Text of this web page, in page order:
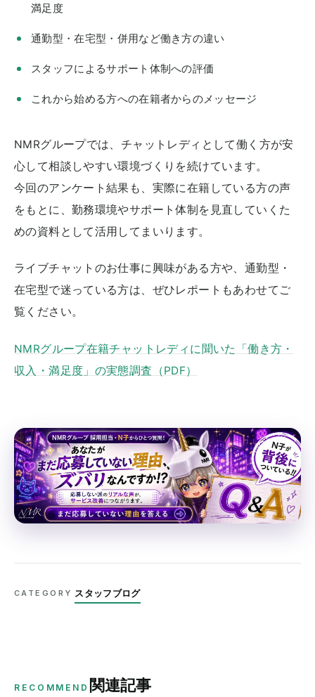
満足度
通勤型・在宅型・併用など働き方の違い
スタッフによるサポート体制への評価
これから始める方への在籍者からのメッセージ
NMRグループでは、チャットレディとして働く方が安
心して相談しやすい環境づくりを続けています。
今回のアンケート結果も、実際に在籍している方の声
をもとに、勤務環境やサポート体制を見直していくた
めの資料として活用してまいります。
ライブチャットのお仕事に興味がある方や、通勤型・
在宅型で迷っている方は、ぜひレポートもあわせてご
覧ください。
NMRグループ在籍チャットレディに聞いた「働き方・
収入・満足度」の実態調査（PDF）
CATEGORY スタッフブログ
RECOMMEND 関連記事